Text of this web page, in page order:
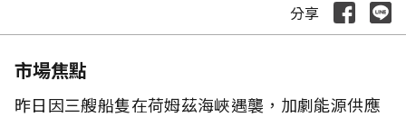
分享
市場焦點
昨日因三艘船隻在荷姆茲海峽遇襲，加劇能源供應